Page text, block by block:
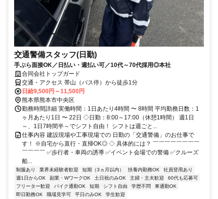
交通警備スタッフ(日勤)
手ぶら面接OK／日払い・週払い可／10代～70代採用◎本社
合同会社トップガード
交通・アクセス 帯山（バス停）から徒歩1分
日給9,500円～11,500円
熊本県熊本市中央区
勤務時間詳細 実働時間：1日あたり4時間 〜 8時間 平均勤務日数：1
ヶ月あたり1日 〜 22日 ◇日勤：8:00～17:00（休憩1時間） 週1日
～、1日7時間半～でシフト自由！ シフトは週ごと...
仕事内容 建設現場や工事現場での 日勤の「交通警備」のお仕事で
す！ ※自宅から直行・直帰OK◎ ◇ 具体的には？ ￣￣￣￣￣￣￣￣
￣￣￣￣ ✅歩行者・車両の誘導 ✅イベント会場での警備 ✅クルーズ
船...
制服あり 業界未経験者歓迎 短期（3ヵ月以内） 扶養内勤務OK
社員登用あり
週1日からOK
副業・WワークOK 土日祝のみOK 主婦・主夫歓迎
60代も応募可
フリーター歓迎
バイク通勤OK 短期 シフト自由 学歴不問
車通勤OK
即日勤務OK
職場見学可 平日のみOK 学生歓迎